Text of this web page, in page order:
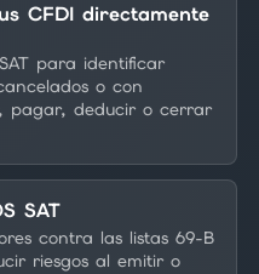
CFDI directamente
para identificar
o con
pagar, deducir o cerrar
SAT
contra las listas 69-B
riesgos al emitir o